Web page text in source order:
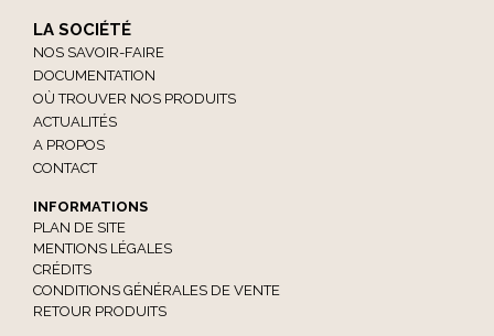
LA SOCIÉTÉ
NOS SAVOIR-FAIRE
DOCUMENTATION
OÙ TROUVER NOS PRODUITS
ACTUALITÉS
A PROPOS
CONTACT
INFORMATIONS
PLAN DE SITE
MENTIONS LÉGALES
CRÉDITS
CONDITIONS GÉNÉRALES DE VENTE
RETOUR PRODUITS